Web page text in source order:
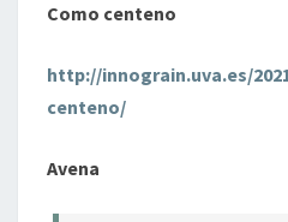
Como centeno
http://innograin.uva.es/
centeno/
Avena